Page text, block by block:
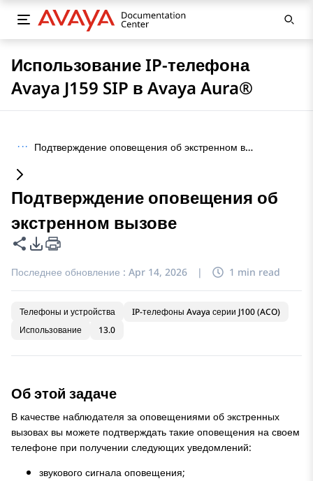
Использование IP-телефона
Avaya J159 SIP в Avaya Aura®
··· Подтверждение оповещения об экстренном вызове
Подтверждение оповещения об
экстренном вызове
Поделиться этой страницей
Параметры экспорта PDF
Последнее обновление : Apr 14, 2026 | 1 min read
Телефоны и устройства
IP-телефоны Avaya серии J100 (ACO)
Использование
13.0
Об этой задаче
В качестве наблюдателя за оповещениями об экстренных
вызовах вы можете подтверждать такие оповещения на своем
телефоне при получении следующих уведомлений:
звукового сигнала оповещения;